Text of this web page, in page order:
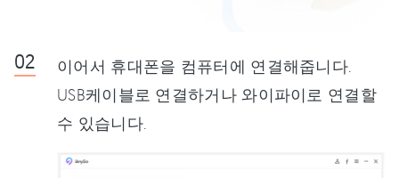
이어서 휴대폰을 컴퓨터에 연결해줍니다.
USB케이블로 연결하거나 와이파이로 연결할
수 있습니다.